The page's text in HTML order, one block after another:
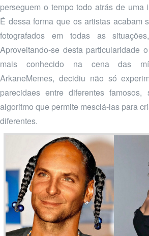
perseguem o tempo todo atrás de uma
É dessa forma que os artistas acabam
fotografados em todas as
Aproveitando-se desta particularidade
mais conhecido na cena das
ArkaneMemes, decidiu não só
parecidaes entre diferentes
algoritmo que permite mesclá-las para
diferentes.